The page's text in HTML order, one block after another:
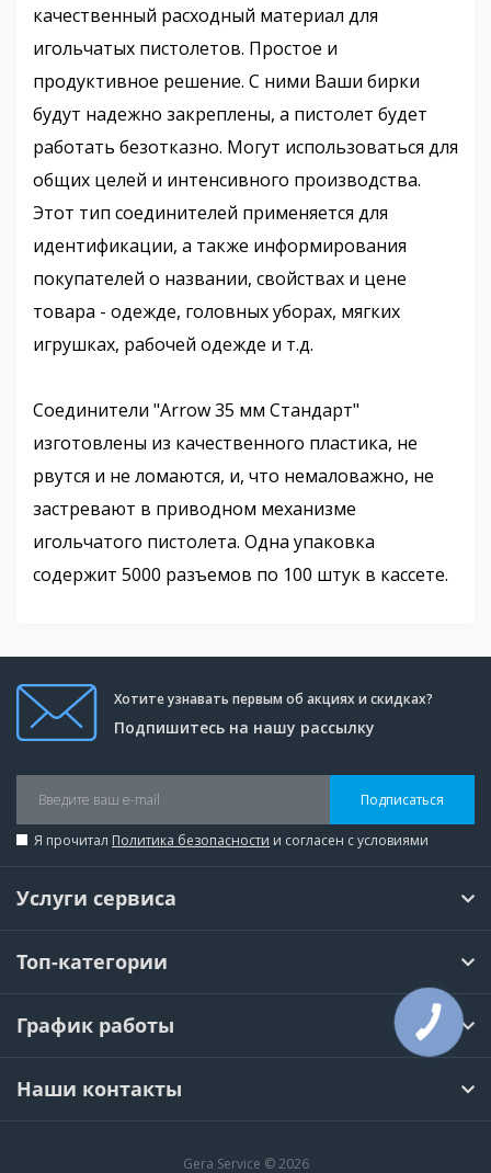
качественный расходный материал для
игольчатых пистолетов. Простое и
продуктивное решение. С ними Ваши бирки
будут надежно закреплены, а пистолет будет
работать безотказно. Могут использоваться для
общих целей и интенсивного производства.
Этот тип соединителей применяется для
идентификации, а также информирования
покупателей о названии, свойствах и цене
товара - одежде, головных уборах, мягких
игрушках, рабочей одежде и т.д.
Соединители "Arrow 35 мм Стандарт"
изготовлены из качественного пластика, не
рвутся и не ломаются, и, что немаловажно, не
застревают в приводном механизме
игольчатого пистолета. Одна упаковка
содержит 5000 разъемов по 100 штук в кассете.
Хотите узнавать первым об акциях и скидках?
Подпишитесь на нашу рассылку
Подписаться
Я прочитал Политика безопасности и согласен с условиями
Услуги сервиса
Топ-категории
График работы
Наши контакты
Gera Service © 2026
КНОПКА
СВЯЗИ